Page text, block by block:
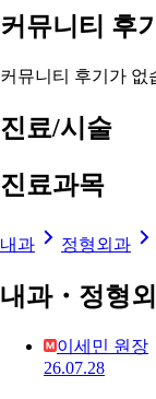
커뮤니티 후기
커뮤니티 후기가 없
진료/시술
진료과목
내과 정형외과
내과・정형
이세민 원장
26.07.28